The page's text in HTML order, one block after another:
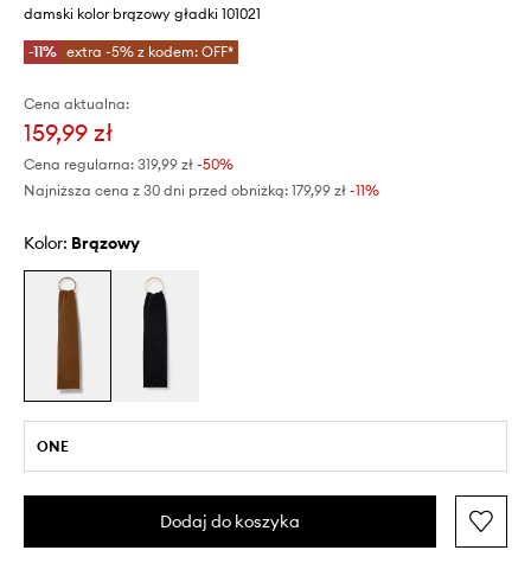
damski kolor brązowy gładki 101021
-11% extra -5% z kodem: OFF*
Cena aktualna:
159,99 zł
Cena regularna: 319,99 zł -50%
Najniższa cena z 30 dni przed obniżką: 179,99 zł -11%
Kolor: brązowy
ONE
Dodaj do koszyka